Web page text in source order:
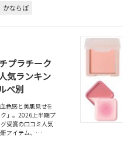
かならぼ
プラチーク
気ランキン
べ別
色感と美肌見せを
」。2026上半期プ
受賞の口コミ人気
新アイテム、…